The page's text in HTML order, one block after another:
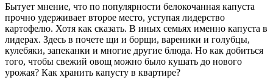
Бытует мнение, что по популярности белокочанная капуста
прочно удерживает второе место, уступая лидерство
картофелю. Хотя как сказать. В иных семьях именно капуста в
лидерах. Здесь в почете щи и борщи, вареники и голубцы,
кулебяки, запеканки и многие другие блюда. Но как добиться
того, чтобы свежий овощ можно было кушать до нового
урожая? Как хранить капусту в квартире?